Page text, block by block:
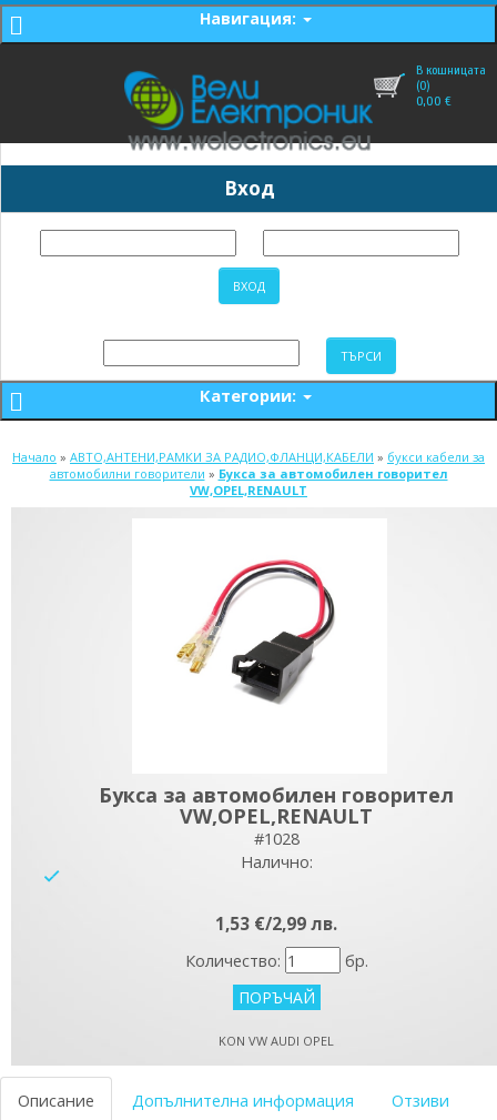
Навигация:
В кошницата
(0)
0,00 €
Вход
Категории:
Начало » АВТО,АНТЕНИ,РАМКИ ЗА РАДИО,ФЛАНЦИ,КАБЕЛИ » букси кабели за
автомобилни говорители » Букса за автомобилен говорител
VW,OPEL,RENAULT
Букса за автомобилен говорител
VW,OPEL,RENAULT
#1028
Налично:
1,53 €/2,99 лв.
Количество: бр.
KON VW AUDI OPEL
Описание Допълнителна информация Отзиви